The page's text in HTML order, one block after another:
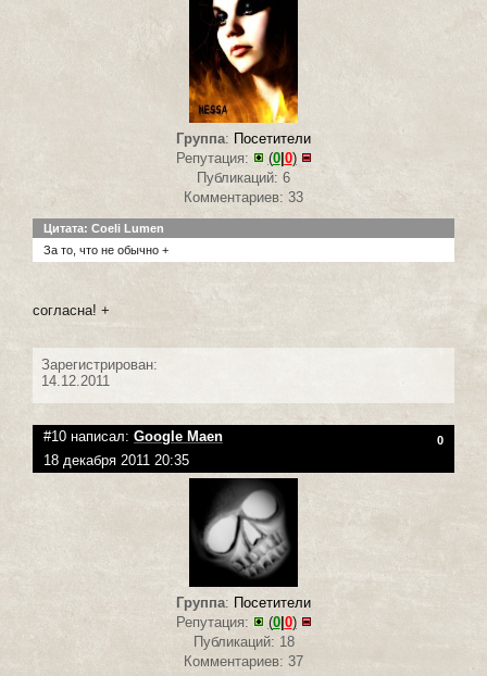
Группа: Посетители
Репутация:
(0| 0)
Публикаций: 6
Комментариев: 33
Цитата: Coeli Lumen
За то, что не обычно +
согласна! +
Зарегистрирован:
14.12.2011
#10 написал: Google Maen 0
18 декабря 2011 20:35
Группа: Посетители
Репутация:
(0| 0)
Публикаций: 18
Комментариев: 37